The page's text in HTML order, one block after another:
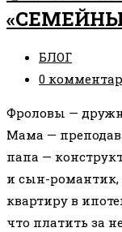
Рубрика
записи:
БЛОГ
записи:
0
Фроловы —
Мама —
папа —
и сын-романтик,
квартиру в
что платить за